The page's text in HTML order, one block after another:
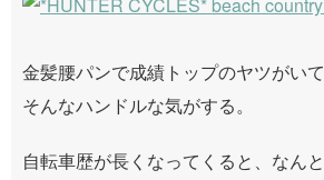
金髪腰パンで成績トップのヤツがい
そんなハンドルな気がする。
自転車歴が長くなってくると、なん